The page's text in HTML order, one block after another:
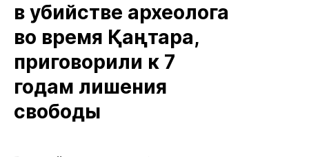
в убийстве археолога
во время Қаңтара,
приговорили к 7
годам лишения
свободы